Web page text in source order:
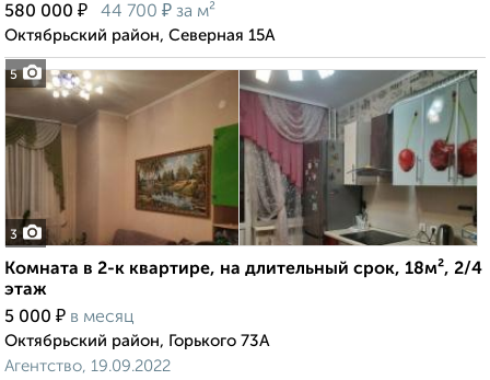
5
580 000 ₽ 44 700 ₽ за м²
Октябрьский район, Северная 15А
3
Комната в 2-к квартире, на длительный срок, 18м², 2/4
этаж
5 000 ₽ в месяц
Октябрьский район, Горького 73А
Агентство, 19.09.2022